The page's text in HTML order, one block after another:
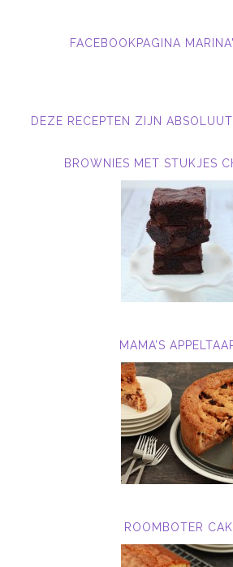
FACEBOOKPAGINA
DEZE RECEPTEN ZIJN
BROWNIES MET STUKJES
MAMA’S
ROOMBOTER